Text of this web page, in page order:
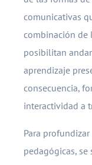
comunicativas
combinación de
posibilitan
aprendizaje
consecuencia,
interactividad a
Para
pedagógicas,